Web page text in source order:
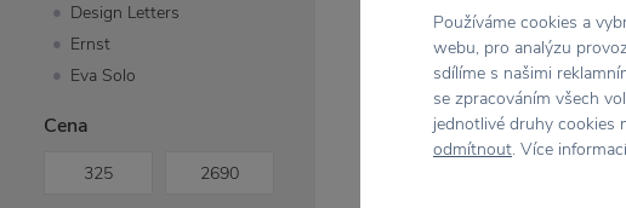
Design Letters
Ernst
Eva Solo
Green Gate
HAY
Cena
Používáme cookies a
webu, pro analýzu
sdílíme s našimi
se zpracováním všech
jednotlivé druhy cookies
odmítnout. Více